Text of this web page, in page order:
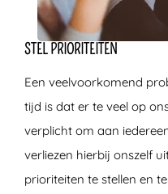
STEL PRIORITEITEN
Een veelvoorkomend
tijd is dat er te veel op
verplicht om aan
verliezen hierbij onszelf
prioriteiten te stellen en